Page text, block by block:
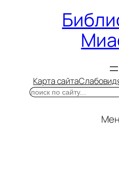
Карта сайта
Поиск